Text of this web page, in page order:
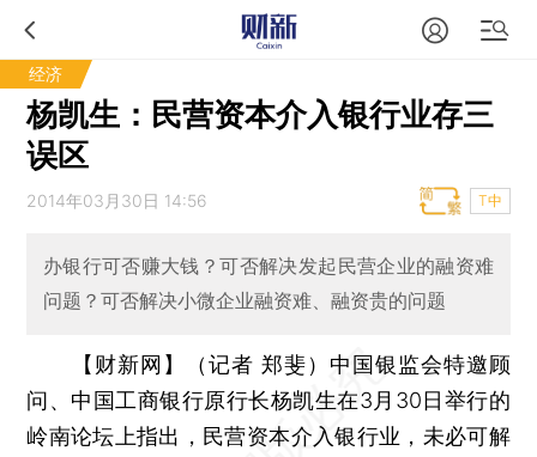
经济
杨凯生：民营资本介入银行业存三
误区
2014年03月30日 14:56 T中
办银行可否赚大钱？可否解决发起民营企业的融资难
问题？可否解决小微企业融资难、融资贵的问题
【财新网】（记者 郑斐） 中国银监会特邀顾
问、中国工商银行原行长杨凯生在3月30日举行的
岭南论坛上指出，民营资本介入银行业，未必可解